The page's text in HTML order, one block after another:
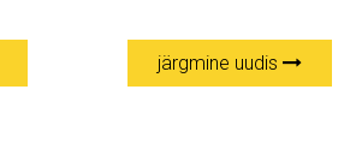
järgmine uudis